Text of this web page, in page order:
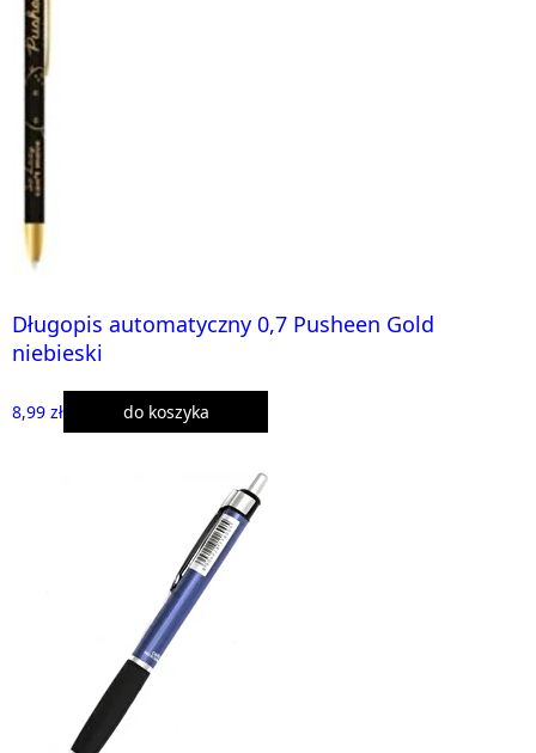
Długopis automatyczny 0,7 Pusheen Gold
niebieski
8,99 zł do koszyka